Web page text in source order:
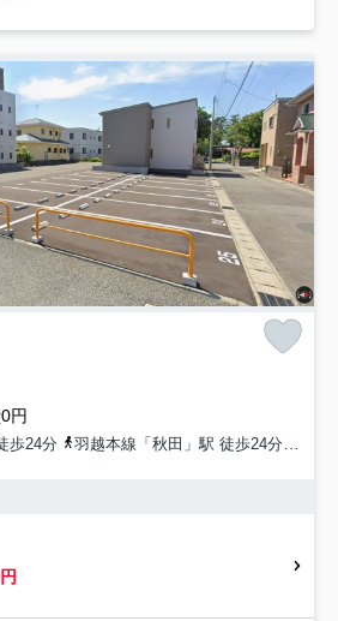
円
歩24分 羽越本線「秋田」駅 徒歩24分